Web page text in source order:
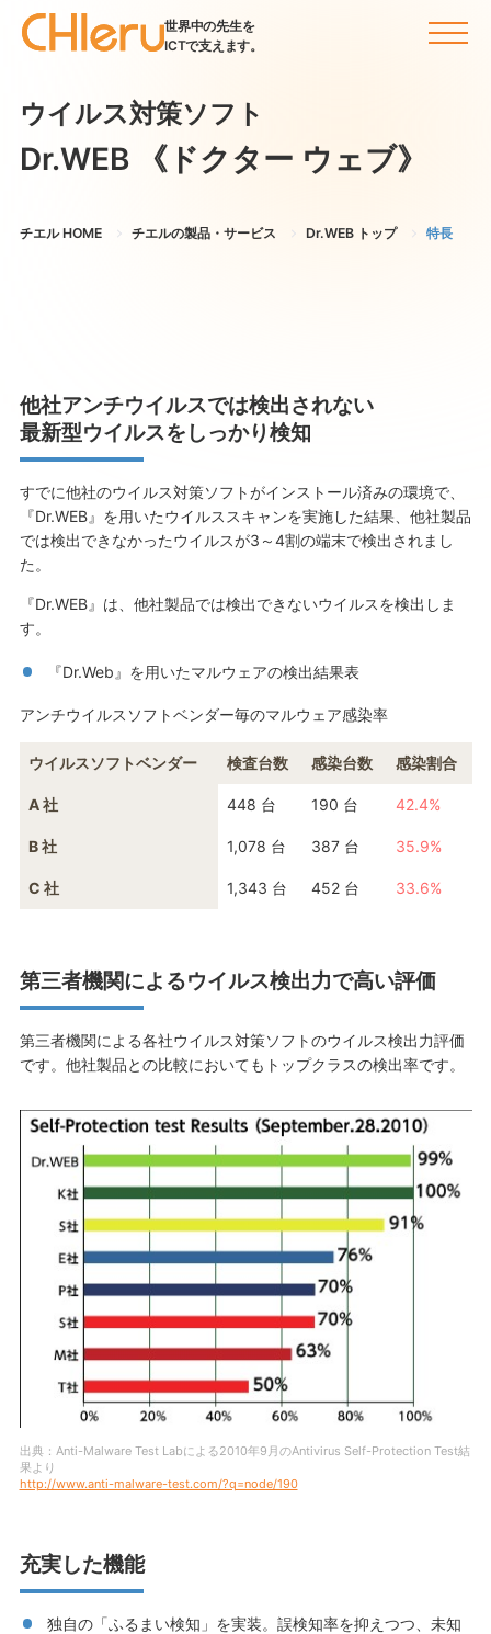
世界中の先生を
ICTで支えます。
ウイルス対策ソフト
Dr.WEB 《ドクター ウェブ》
チエル HOME チエルの製品・サービス Dr.WEB トップ 特長
他社アンチウイルスでは検出されない
最新型ウイルスをしっかり検知
すでに他社のウイルス対策ソフトがインストール済みの環境で、
『Dr.WEB』を用いたウイルススキャンを実施した結果、他社製品
では検出できなかったウイルスが3～4割の端末で検出されまし
た。
『Dr.WEB』は、他社製品では検出できないウイルスを検出しま
す。
『Dr.Web』を用いたマルウェアの検出結果表
アンチウイルスソフトベンダー毎のマルウェア感染率
ウイルスソフトベンダー 検査台数 感染台数 感染割合
A 社 448 台 190 台 42.4%
B 社 1,078 台 387 台 35.9%
C 社 1,343 台 452 台 33.6%
第三者機関によるウイルス検出力で高い評価
第三者機関による各社ウイルス対策ソフトのウイルス検出力評価
です。他社製品との比較においてもトップクラスの検出率です。
出典：Anti-Malware Test Labによる2010年9月のAntivirus Self-Protection Test結
果より
http://www.anti-malware-test.com/?q=node/190
充実した機能
独自の「ふるまい検知」を実装。誤検知率を抑えつつ、未知